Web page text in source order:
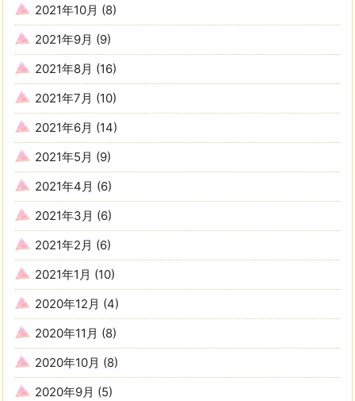
2021年10月 (8)
2021年9月 (9)
2021年8月 (16)
2021年7月 (10)
2021年6月 (14)
2021年5月 (9)
2021年4月 (6)
2021年3月 (6)
2021年2月 (6)
2021年1月 (10)
2020年12月 (4)
2020年11月 (8)
2020年10月 (8)
2020年9月 (5)